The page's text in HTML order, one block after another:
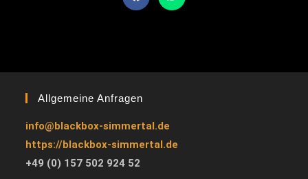
Allgemeine Anfragen
info@blackbox-simmertal.de
https://blackbox-simmertal.de
+49 (0) 157 502 924 52